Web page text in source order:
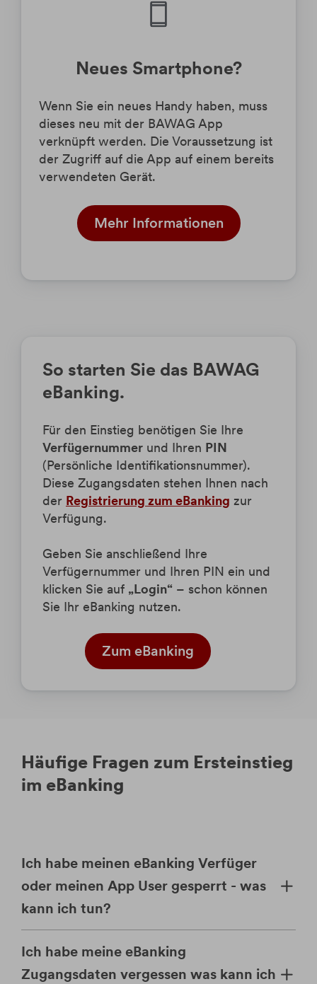
Neues Smartphone?
Wenn Sie ein neues Handy haben, muss
dieses neu mit der BAWAG App
verknüpft werden. Die Voraussetzung ist
der Zugriff auf die App auf einem bereits
verwendeten Gerät.
Mehr Informationen
So starten Sie das BAWAG
eBanking.
Für den Einstieg benötigen Sie Ihre
Verfügernummer und Ihren PIN
(Persönliche Identifikationsnummer).
Diese Zugangsdaten stehen Ihnen nach
der Registrierung zum eBanking zur
Verfügung.
Geben Sie anschließend Ihre
Verfügernummer und Ihren PIN ein und
klicken Sie auf „Login“ – schon können
Sie Ihr eBanking nutzen.
Zum eBanking
Häufige Fragen zum Ersteinstieg
im eBanking
Ich habe meinen eBanking Verfüger
oder meinen App User gesperrt - was
kann ich tun?
Ich habe meine eBanking
Zugangsdaten vergessen was kann ich